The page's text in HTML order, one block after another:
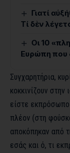
Γιατί
Τί δὲν
Οι 10
Ευρώπη που
Συγχαρητήρια,
κοκκινίζουν στην
είστε
πλέον (στη
αποκόπηκαν από
εσάς και ό, τι